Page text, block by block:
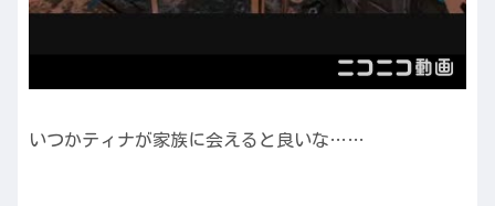
いつかティナが家族に会えると良いな……